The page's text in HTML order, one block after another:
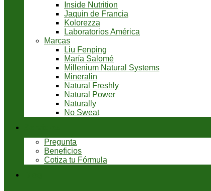
Inside Nutrition
Jaquin de Francia
Kolorezza
Laboratorios América
Marcas
Liu Fenping
María Salomé
Millenium Natural Systems
Mineralin
Natural Freshly
Natural Power
Naturally
No Sweat
Pregunta
Beneficios
Cotiza tu Fórmula